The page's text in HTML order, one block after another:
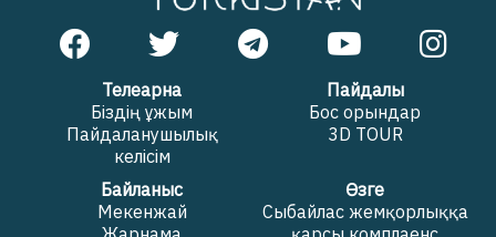
Телеарна
Біздің ұжым
Пайдаланушылық
келісім
Пайдалы
Бос орындар
3D TOUR
Байланыс
Мекенжай
Өзге
Сыбайлас жемқорлыққа